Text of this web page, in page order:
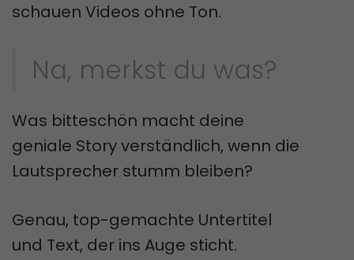
schauen Videos ohne Ton.
Na, merkst du was?
Was bitteschön macht deine
geniale Story verständlich, wenn die
Lautsprecher stumm bleiben?
Genau, top-gemachte Untertitel
und Text, der ins Auge sticht.